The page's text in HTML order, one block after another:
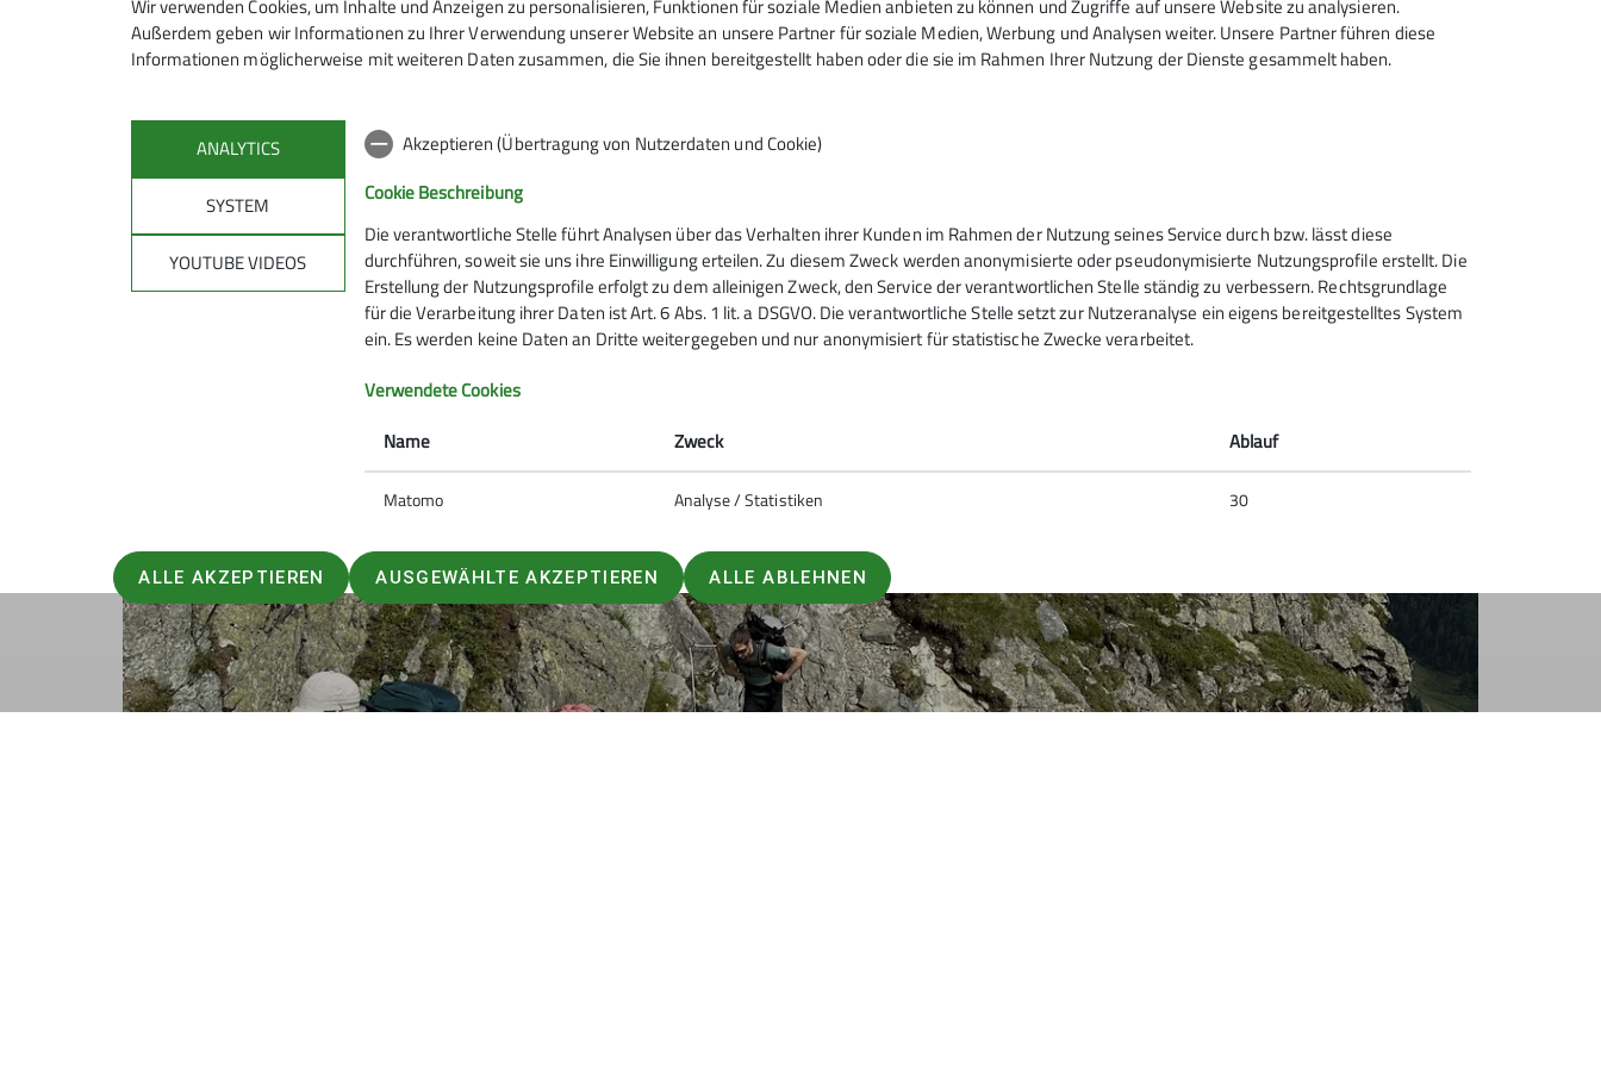
Grieskogel (3.032m). Nach ausgiebiger Gipfelrast erfolgte über das anspruchsvolle Blockgelände des Südwestgrates den Abstieg zur Ludwigsburger
Hütte (1.950m). Am letzten Tag war das Wetter noch gut genug um über das Lehnerjoch und durch das einsame Leierstal zurück zum Ausgangspunkt
abzusteigen.
Wir verwenden Cookies, um Inhalte und Anzeigen zu personalisieren, Funktionen für soziale Medien anbieten zu können und Zugriffe auf unsere Website zu analysieren.
Außerdem geben wir Informationen zu Ihrer Verwendung unserer Website an unsere Partner für soziale Medien, Werbung und Analysen weiter. Unsere Partner führen diese
Informationen möglicherweise mit weiteren Daten zusammen, die Sie ihnen bereitgestellt haben oder die sie im Rahmen Ihrer Nutzung der Dienste gesammelt haben.
ANALYTICS
SYSTEM
YOUTUBE VIDEOS
Akzeptieren (Übertragung von Nutzerdaten und Cookie)
Cookie Beschreibung
Die verantwortliche Stelle führt Analysen über das Verhalten ihrer Kunden im Rahmen der Nutzung seines Service durch bzw. lässt diese
durchführen, soweit sie uns ihre Einwilligung erteilen. Zu diesem Zweck werden anonymisierte oder pseudonymisierte Nutzungsprofile erstellt. Die
Erstellung der Nutzungsprofile erfolgt zu dem alleinigen Zweck, den Service der verantwortlichen Stelle ständig zu verbessern. Rechtsgrundlage
für die Verarbeitung ihrer Daten ist Art. 6 Abs. 1 lit. a DSGVO. Die verantwortliche Stelle setzt zur Nutzeranalyse ein eigens bereitgestelltes System
ein. Es werden keine Daten an Dritte weitergegeben und nur anonymisiert für statistische Zwecke verarbeitet.
Verwendete Cookies
Name
Zweck Ablauf
Matomo Analyse / Statistiken 30
ALLE AKZEPTIEREN AUSGEWÄHLTE AKZEPTIEREN ALLE ABLEHNEN